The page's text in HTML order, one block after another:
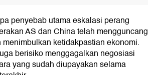
penyebab utama eskalasi perang
AS dan China telah mengguncang
ketidakpastian ekonomi.
berisiko menggagalkan negosiasi
yang sudah diupayakan selama